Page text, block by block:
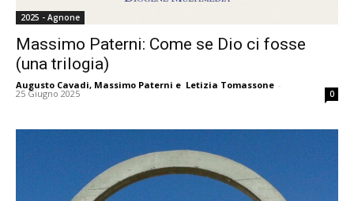
2025 - Agnone
Massimo Paterni: Come se Dio ci fosse
(una trilogia)
Augusto Cavadi, Massimo Paterni e Letizia Tomassone -
25 Giugno 2025 0